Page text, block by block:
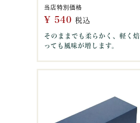
当店特別価格
¥ 540 税込
そのままでも柔らかく、軽く焙
っても風味が増します。